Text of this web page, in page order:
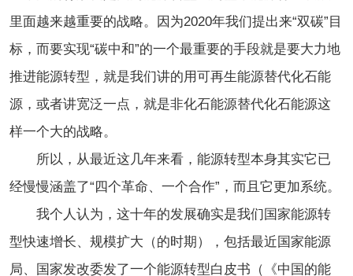
里面越来越重要的战略。因为2020年我们提出来“双碳”目
标，而要实现“碳中和”的一个最重要的手段就是要大力地
推进能源转型，就是我们讲的用可再生能源替代化石能
源，或者讲宽泛一点，就是非化石能源替代化石能源这
样一个大的战略。
所以，从最近这几年来看，能源转型本身其实它已
经慢慢涵盖了“四个革命、一个合作”，而且它更加系统。
我个人认为，这十年的发展确实是我们国家能源转
型快速增长、规模扩大（的时期），包括最近国家能源
局、国家发改委发了一个能源转型白皮书（《中国的能